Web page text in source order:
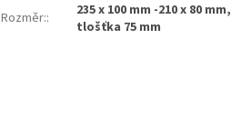
Rozměr::
235 x 100 mm -210 x 80 mm,
tlošťka 75 mm